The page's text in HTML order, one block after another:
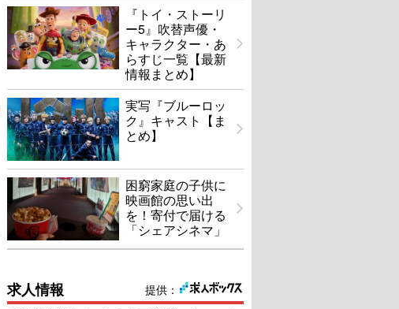
『トイ・ストーリ
ー5』吹替声優・
キャラクター・あ
らすじ一覧【最新
情報まとめ】
実写『ブルーロッ
ク』キャスト【ま
とめ】
困窮家庭の子供に
映画館の思い出
を！寄付で届ける
「シェアシネマ」
提供：
求人情報